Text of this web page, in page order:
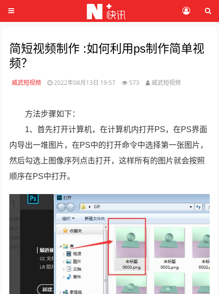
简短视频制作 :如何利用ps制作简单视
频？
威武短视频 2022年08月13日 19:57 573 威武短视频
方法步骤如下：
1、首先打开计算机，在计算机内打开PS，在PS界面
内导出一堆图片，在PS中的打开命令中选择第一张图片，
然后勾选上图像序列点击打开，这样所有的图片就会按照
顺序在PS中打开。